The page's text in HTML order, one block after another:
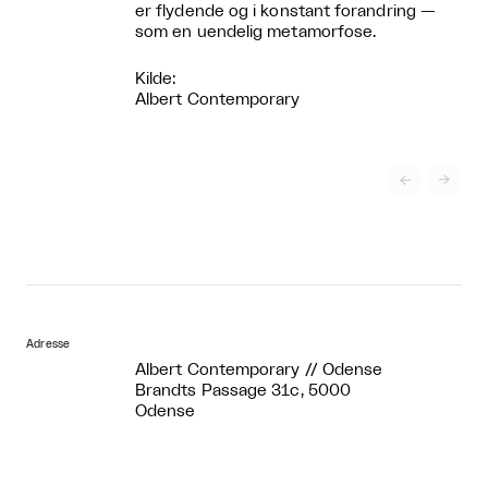
er flydende og i konstant forandring —
som en uendelig metamorfose.
Kilde:
Albert Contemporary
 
Adresse
Albert Contemporary // Odense
Brandts Passage 31c, 5000
Odense